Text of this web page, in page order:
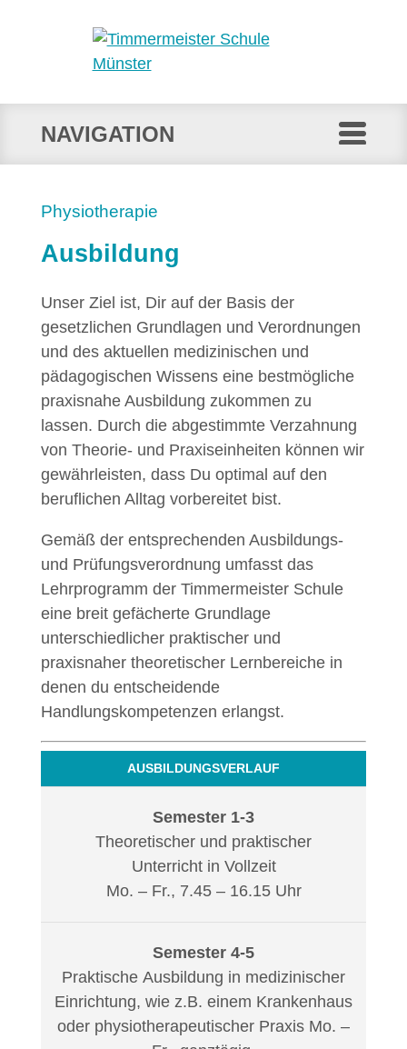
NAVIGATION
Physiotherapie
Ausbildung
Unser Ziel ist, Dir auf der Basis der
gesetzlichen Grundlagen und Verordnungen
und des aktuellen medizinischen und
pädagogischen Wissens eine bestmögliche
praxisnahe Ausbildung zukommen zu
lassen. Durch die abgestimmte Verzahnung
von Theorie- und Praxiseinheiten können wir
gewährleisten, dass Du optimal auf den
beruflichen Alltag vorbereitet bist.
Gemäß der entsprechenden Ausbildungs-
und Prüfungsverordnung umfasst das
Lehrprogramm der Timmermeister Schule
eine breit gefächerte Grundlage
unterschiedlicher praktischer und
praxisnaher theoretischer Lernbereiche in
denen du entscheidende
Handlungskompetenzen erlangst.
AUSBILDUNGSVERLAUF
Semester 1-3
Theoretischer und praktischer
Unterricht in Vollzeit
Mo. – Fr., 7.45 – 16.15 Uhr
Semester 4-5
Praktische Ausbildung in medizinischer
Einrichtung, wie z.B. einem Krankenhaus
oder physiotherapeutischer Praxis Mo. –